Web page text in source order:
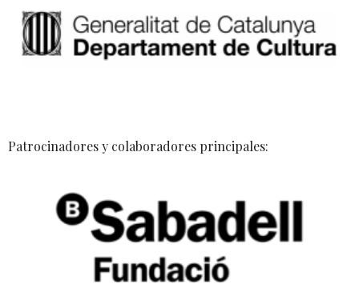
Patrocinadores y colaboradores principales: